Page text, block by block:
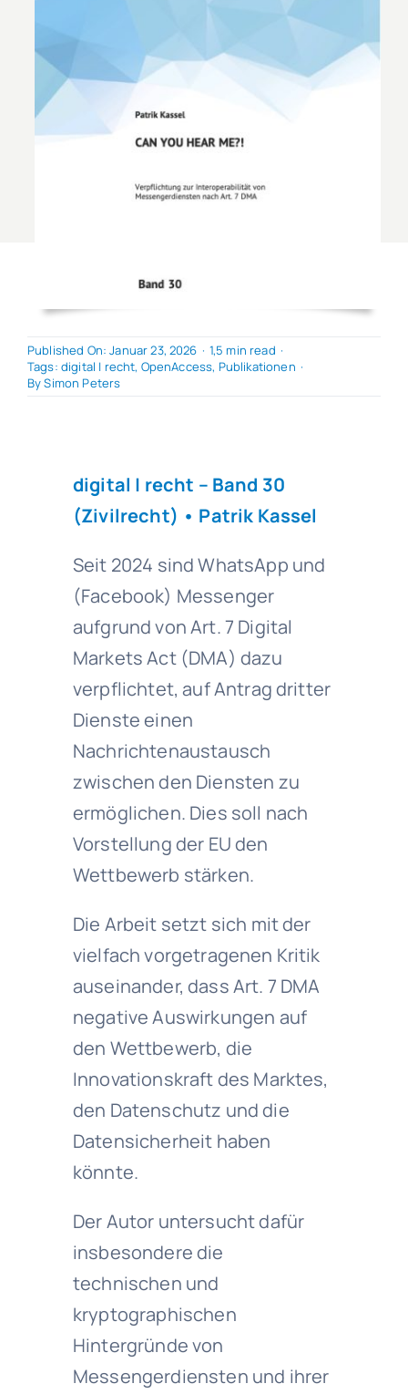
Published On: Januar 23, 2026 · 1,5 min read ·
Tags: digital | recht, OpenAccess, Publikationen ·
BySimon Peters
digital | recht – Band 30
(Zivilrecht) • Patrik Kassel
Seit 2024 sind WhatsApp und
(Facebook) Messenger
aufgrund von Art. 7 Digital
Markets Act (DMA) dazu
verpflichtet, auf Antrag dritter
Dienste einen
Nachrichtenaustausch
zwischen den Diensten zu
ermöglichen. Dies soll nach
Vorstellung der EU den
Wettbewerb stärken.
Die Arbeit setzt sich mit der
vielfach vorgetragenen Kritik
auseinander, dass Art. 7 DMA
negative Auswirkungen auf
den Wettbewerb, die
Innovationskraft des Marktes,
den Datenschutz und die
Datensicherheit haben
könnte.
Der Autor untersucht dafür
insbesondere die
technischen und
kryptographischen
Hintergründe von
Messengerdiensten und ihrer